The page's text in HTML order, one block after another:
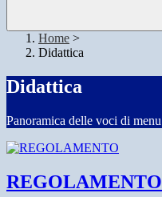
Home >
Didattica
Didattica
Panoramica delle voci di menu
REGOLAMENTO